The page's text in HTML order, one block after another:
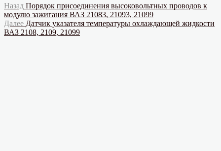
Навигация
по
записям
Назад Предыдущая
запись:
Порядок присоединения высоковольтных проводов к
модулю зажигания ВАЗ 21083, 21093, 21099
Далее Следующая
запись:
Датчик указателя температуры охлаждающей жидкости
ВАЗ 2108, 2109, 21099